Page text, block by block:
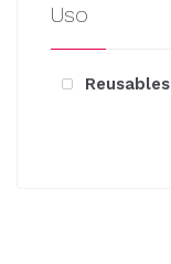
Uso
Reusables